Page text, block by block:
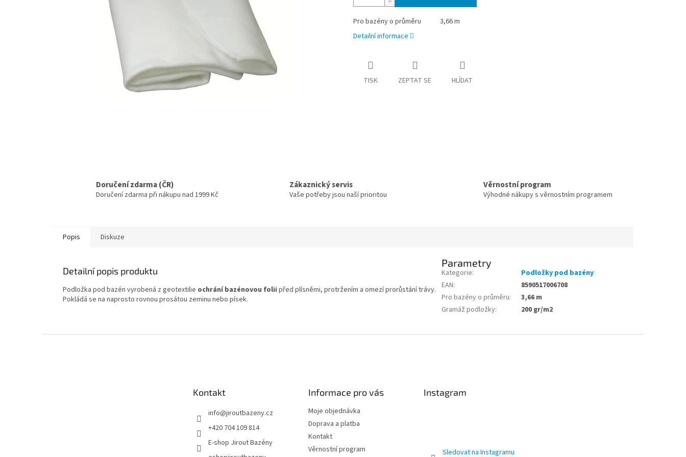
Pro bazény o průměru
3,66 m
Detailní informace
TISK ZEPTAT SE HLÍDAT
Doručení zdarma (ČR)
Doručení zdarma při nákupu nad 1999 Kč
Zákaznický servis
Vaše potřeby jsou naší prioritou
Věrnostní program
Výhodné nákupy s věrnostním programem
Popis Diskuze
Detailní popis produktu
Podložka pod bazén vyrobená z geotextilie ochrání bazénovou folii před plísněmi, protržením a omezí prorůstání trávy.
Pokládá se na naprosto rovnou prosátou zeminu nebo písek.
Parametry
Kategorie:
Podložky pod bazény
EAN:
8590517006708
Pro bazény o průměru:
3,66 m
Gramáž podložky: 200 gr/m2
Kontakt
info@jiroutbazeny.cz
+420 704 109 814
E-shop Jirout Bazény
Informace pro vás
Moje objednávka
Doprava a platba
Kontakt
Věrnostní program
Instagram
Sledovat na Instagramu